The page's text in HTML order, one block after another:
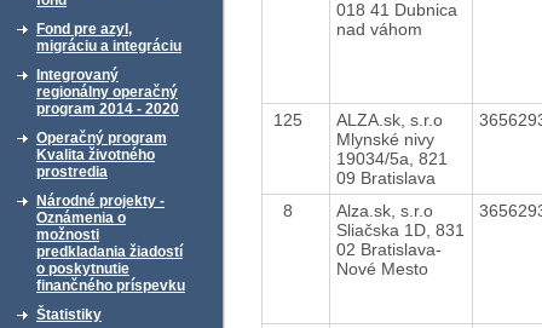
Fond pre azyl,
migráciu a integráciu
Integrovaný
regionálny operačný
program 2014 - 2020
Operačný program
Kvalita životného
prostredia
Národné projekty -
Oznámenia o
možnosti
predkladania žiadostí
o poskytnutie
finančného príspevku
Štatistiky
018 41 Dubnica
nad váhom
125
ALZA.sk, s.r.o
Mlynské nivy
19034/5a, 821
09 Bratislava
8
Alza.sk, s.r.o
Sliačska 1D, 831
02 Bratislava-
Nové Mesto